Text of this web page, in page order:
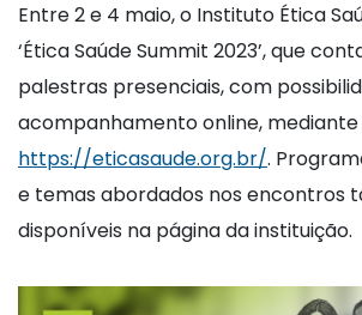
Entre 2 e 4 maio, o Instituto Ética
‘Ética Saúde Summit 2023’, que
palestras presenciais, com
acompanhamento online,
https://eticasaude.org.br/.
e temas abordados nos encontros
disponíveis na página da instituição.